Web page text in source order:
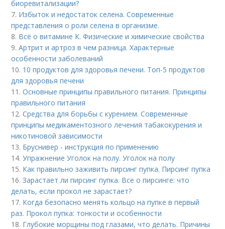
биоревитализации?
7. Избыток и недостаток селена. Современные
представления о роли селена в организме.
8. Всё о витамине К. Физические и химические свойства
9.Артрит и артроз в чем разница. Характерные
особенности заболеваний
10. 10 продуктов для здоровья печени. Топ-5 продуктов
для здоровья печени
11.Основные принципы правильного питания. Принципы
правильного питания
12.Средства для борьбы с курением. Современные
принципы медикаментозного лечения табакокурения и
никотиновой зависимости
13. Бруснивер - инструкция по применению
14.Упражнение Уголок на полу. Уголок на полу
15. Как правильно заживить пирсинг пупка. Пирсинг пупка
16.Зарастает ли пирсинг пупка. Все о пирсинге: что
делать, если прокол не зарастает?
17. Когда безопасно менять кольцо на пупке в первый
раз. Прокол пупка: тонкости и особенности
18. Глубокие морщины под глазами, что делать. Причины